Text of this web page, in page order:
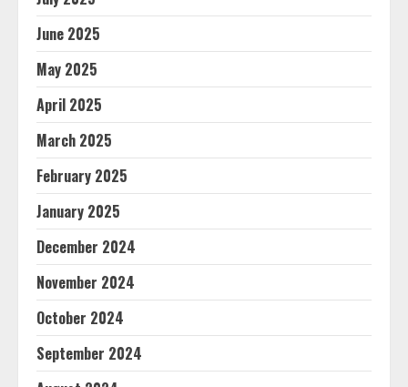
June 2025
May 2025
April 2025
March 2025
February 2025
January 2025
December 2024
November 2024
October 2024
September 2024